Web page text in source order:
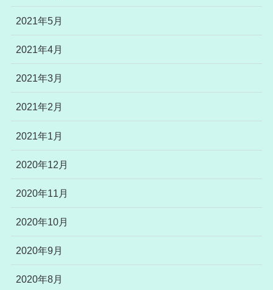
2021年5月
2021年4月
2021年3月
2021年2月
2021年1月
2020年12月
2020年11月
2020年10月
2020年9月
2020年8月